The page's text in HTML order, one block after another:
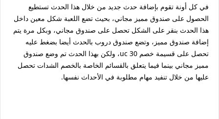
في كل أونة تقوم بإضافة حدث جديد من خلال هذا الحدث تستطيع
الحصول على صندوق مميز مجاني، بحيث تضع اللعبة شكل معين داخل
هذا الحدث بنقر على الشكل تحصل على صندوق مجاني، وبكل مرة يتم
إضافة صندوق مميز، وتضع صندوق دروب بالحدث أيضا بضغط عليه
تحصل على قسيمة خصم 30 uc، ولكن بهذا الحدث تم وضع صندوق
مميز مجاني بينما فيما يتعلق بالقسائم الخاصة بالخصم الشدات تحصل
عليها من خلال تنفيد مهام مطلوبة في الأحداث نفسها.